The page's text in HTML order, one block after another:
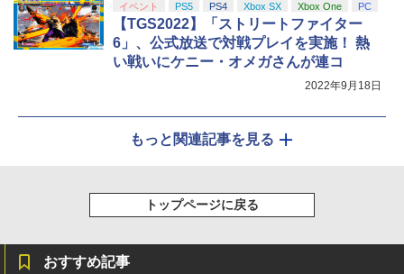
イベント PS5 PS4 Xbox SX Xbox One PC
【TGS2022】「ストリートファイター
6」、公式放送で対戦プレイを実施！ 熱
い戦いにケニー・オメガさんが連コ
2022年9月18日
もっと関連記事を見る
トップページに戻る
おすすめ記事